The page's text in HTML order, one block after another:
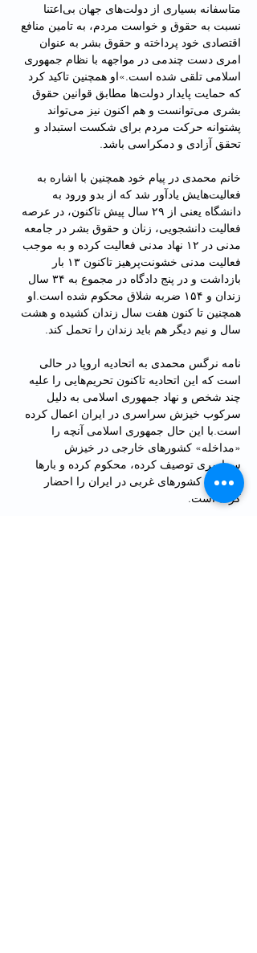
متاسفانه بسیاری از دولت‌های جهان بی‌اعتنا
نسبت به حقوق و خواست مردم، به تامین منافع
اقتصادی خود پرداخته و حقوق بشر به عنوان
امری دست چندمی در مواجهه با نظام جمهوری
اسلامی تلقی شده است.»او همچنین تاکید کرد
که حمایت پایدار دولت‌ها مطابق قوانین حقوق
بشری می‌توانست و هم اکنون نیز می‌تواند
پشتوانه حرکت مردم برای شکست استبداد ‌و
تحقق آزادی و دمکراسی باشد.
خانم محمدی در پیام خود همچنین با اشاره به
فعالیت‌هایش یادآور شد که از بدو ورود به
دانشگاه یعنی از ۲۹ سال پیش تاکنون، در عرصه
فعالیت دانشجویی، زنان و حقوق بشر در جامعه
مدنی در ۱۲ نهاد مدنی فعالیت کرده و به موجب
فعالیت مدنی خشونت‌پرهیز تاکنون ۱۳ بار
بازداشت و‌ در پنج دادگاه در مجموع به ۳۴ سال
زندان و ۱۵۴ ضربه شلاق محکوم شده‌ است.او
همچنین تا کنون هفت سال زندان کشیده و هشت
سال‌ و نیم دیگر هم باید زندان را تحمل کند.
نامه نرگس محمدی به اتحادیه اروپا در حالی
است که این اتحادیه تاکنون تحریم‌هایی را علیه
چند شخص و نهاد جمهوری اسلامی به دلیل
سرکوب خیزش سراسری در ایران اعمال کرده
است.با این حال جمهوری اسلامی آنچه را
«مداخله» کشورهای خارجی در خیزش
سراسری توصیف کرده، محکوم کرده و بارها
سفیران کشورهای غربی در ایران را احضار
کرده است.